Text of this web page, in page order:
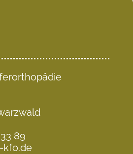
89
kfo.de